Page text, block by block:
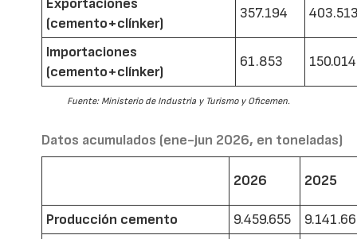
Exportaciones
(cemento+clínker)
357.194
Importaciones
(cemento+clínker)
61.853 150.014
Fuente: Ministerio de Industria y Turismo y Oficemen.
Datos acumulados (ene-jun 2026, en toneladas)
2026 2025
Producción cemento 9.459.655